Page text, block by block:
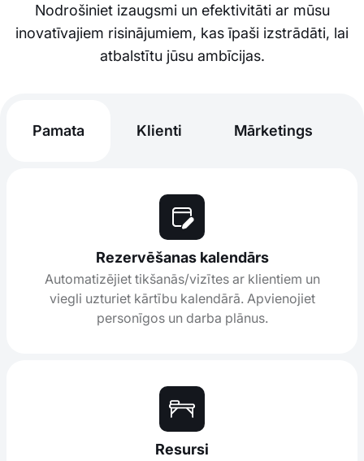
Nodrošiniet izaugsmi un efektivitāti ar mūsu
inovatīvajiem risinājumiem, kas īpaši izstrādāti, lai
atbalstītu jūsu ambīcijas.
Pamata Klienti Mārketings
Rezervēšanas kalendārs
Automatizējiet tikšanās/vizītes ar klientiem un
viegli uzturiet kārtību kalendārā. Apvienojiet
personīgos un darba plānus.
Resursi